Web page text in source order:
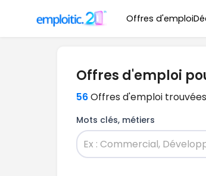
Offres d'emploi
Offres d'emploi
56Offres d'emploi trouvées
Mots clés, métiers